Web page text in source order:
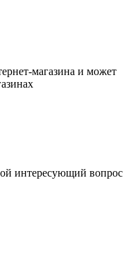
магазина и может
интересующий вопрос